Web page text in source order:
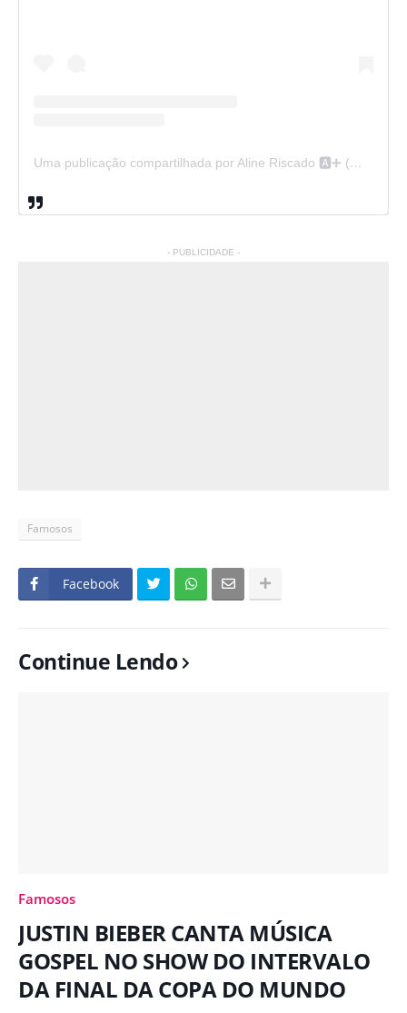
Uma publicação compartilhada por Aline Riscado 🅰️➕ (@alineriscado)
- PUBLICIDADE -
Famosos
Facebook
Continue Lendo
Famosos
JUSTIN BIEBER CANTA MÚSICA
GOSPEL NO SHOW DO INTERVALO
DA FINAL DA COPA DO MUNDO